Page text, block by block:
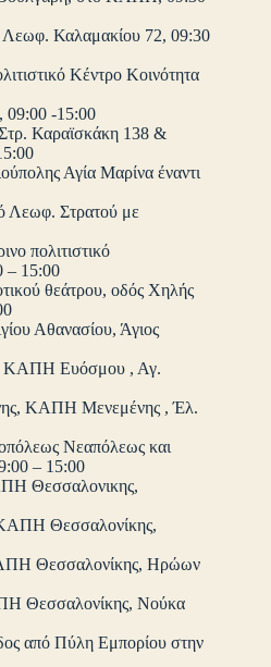
Καλαμακίου 72, 09:30
Κέντρο Κοινότητα
09:00 -15:00
Καραϊσκάκη 138 &
Αγία Μαρίνα έναντι
Λεωφ. Στρατού με
πολιτιστικό
– 15:00
θεάτρου, οδός Χηλής
Αθανασίου, Άγιος
ΚΑΠΗ Ευόσμου , Αγ.
ΚΑΠΗ Μενεμένης , Έλ.
Νεαπόλεως και
– 15:00
Θεσσαλονικης,
Θεσσαλονίκης,
Θεσσαλονίκης, Ηρώων
Θεσσαλονίκης, Νούκα
από Πύλη Εμπορίου στην